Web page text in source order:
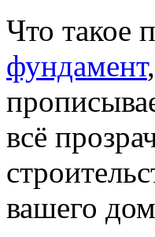
Что такое
фундамент
всё
вашего